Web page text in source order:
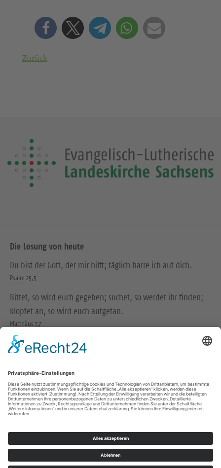
Zurück
Die Losung von heute
Du bist der Gott, der mir hilft; täglich harre ich auf dich.
Psalm 25,5
Bittet, so wird euch gegeben; suchet, so werdet ihr finden;
klopfet an, so wird euch aufgetan.
Matthäus 7,7
© Evangelische Brüder-Unität – Herrnhuter Brüdergemeine
Weitere Informationen finden Sie hier
Impressum
Datenschutz